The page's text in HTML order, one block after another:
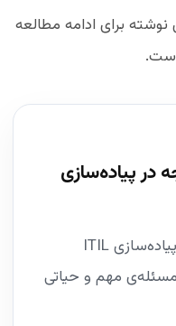
برای ادامه مطالعه
در پیاده‌سازی
اولویت، هزینه، زمان و نتیجه در پیاده‌سازی ITIL
اولویت، هزینه، زمان و نتیجه: ۴ مسئله‌ی مهم و حیاتی